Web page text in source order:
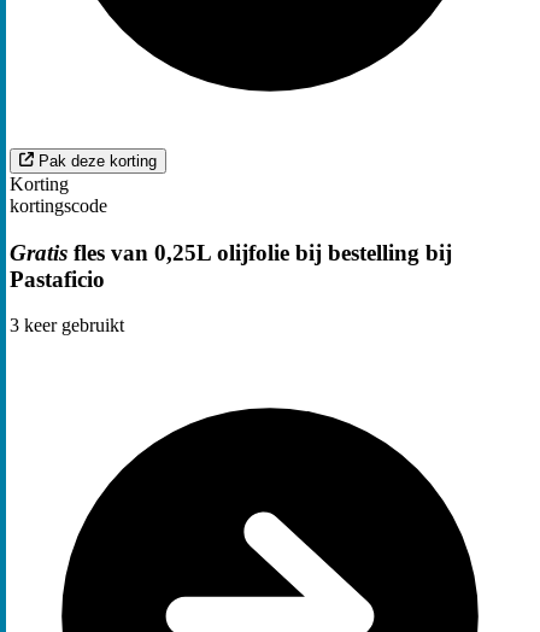
Pak deze korting
Korting
kortingscode
Gratis fles van 0,25L olijfolie bij bestelling bij
Pastaficio
3 keer gebruikt